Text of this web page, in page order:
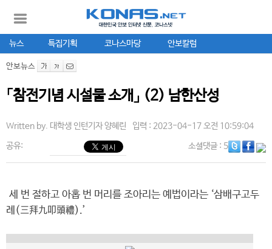
뉴스 특집기획 코나스마당 안보칼럼
안보뉴스
「참전기념 시설물 소개」 (2) 남한산성
Written by. 대학생 인턴기자 양혜린 입력 : 2023-04-17 오전 10:59:04
공유: 소셜댓글: 5
세 번 절하고 아홉 번 머리를 조아리는 예법이라는 ‘삼배구고두
례(三拜九叩頭禮).’